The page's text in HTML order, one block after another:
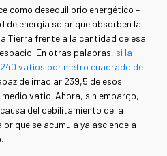
como desequilibrio energético –
de energía solar que absorben la
Tierra frente a la cantidad de esa
En otras palabras, si la
vatios por metro cuadrado de
de irradiar 239,5 de esos
vatio. Ahora, sin embargo,
del debilitamiento de la
que se acumula ya asciende a